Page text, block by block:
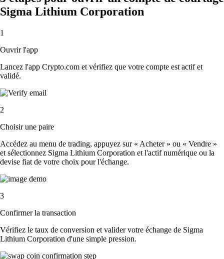
Sigma Lithium Corporation
1
Ouvrir l'app
Lancez l'app Crypto.com et vérifiez que votre compte est actif et
validé.
2
Choisir une paire
Accédez au menu de trading, appuyez sur « Acheter » ou « Vendre »
et sélectionnez Sigma Lithium Corporation et l'actif numérique ou la
devise fiat de votre choix pour l'échange.
3
Confirmer la transaction
Vérifiez le taux de conversion et valider votre échange de Sigma
Lithium Corporation d'une simple pression.